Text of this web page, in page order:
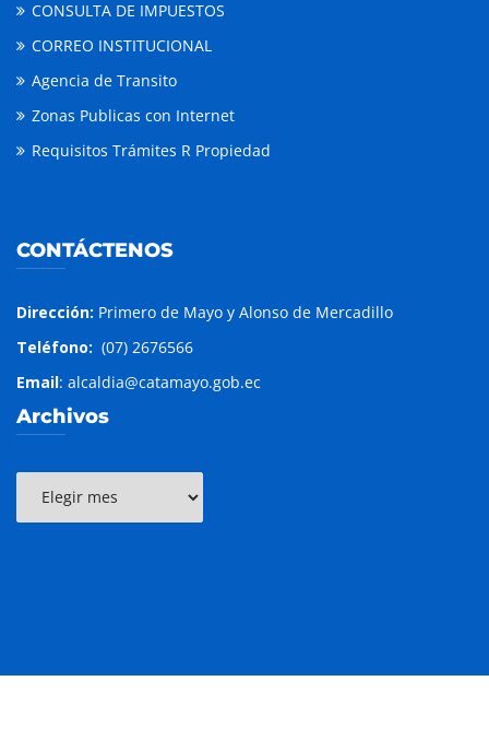
CONSULTA DE IMPUESTOS
CORREO INSTITUCIONAL
Agencia de Transito
Zonas Publicas con Internet
Requisitos Trámites R Propiedad
CONTÁCTENOS
Dirección: Primero de Mayo y Alonso de Mercadillo
Teléfono: (07) 2676566
Email: alcaldia@catamayo.gob.ec
Archivos